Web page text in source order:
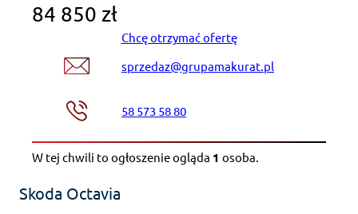
84 850 zł
Chcę otrzymać ofertę
sprzedaz@grupamakurat.pl
58 573 58 80
W tej chwili to ogłoszenie ogląda 1 osoba.
Skoda Octavia